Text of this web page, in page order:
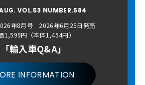
VOL.53 NUMBER.584
年8月号 2026年6月25日発売
1,599円（本体1,454円）
「輸入車Q&A」
INFORMATION